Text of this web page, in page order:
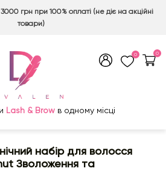
грн при 100% оплаті (не діє на акційні
товари)
0 0
Lash & Brow в одному місці
набір для волосся
Зволоження та